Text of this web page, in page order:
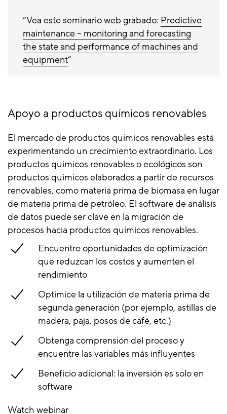
Vea este seminario web grabado: Predictive
maintenance – monitoring and forecasting
the state and performance of machines and
equipment
Apoyo a productos químicos renovables
El mercado de productos químicos renovables está
experimentando un crecimiento extraordinario. Los
productos químicos renovables o ecológicos son
productos químicos elaborados a partir de recursos
renovables, como materia prima de biomasa en lugar
de materia prima de petróleo. El software de análisis
de datos puede ser clave en la migración de
procesos hacia productos químicos renovables.
Encuentre oportunidades de optimización
que reduzcan los costos y aumenten el
rendimiento
Optimice la utilización de materia prima de
segunda generación (por ejemplo, astillas de
madera, paja, posos de café, etc.)
Obtenga comprensión del proceso y
encuentre las variables más influyentes
Beneficio adicional: la inversión es solo en
software
Watch webinar